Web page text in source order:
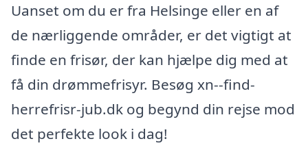
Uanset om du er fra Helsinge eller en af
de nærliggende områder, er det vigtigt at
finde en frisør, der kan hjælpe dig med at
få din drømmefrisyr. Besøg xn--find-
herrefrisr-jub.dk og begynd din rejse mod
det perfekte look i dag!